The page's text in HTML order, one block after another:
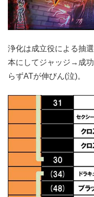
浄化は成立役による抽
本にしてジャッジ→成
らずATが伸びん(泣)。